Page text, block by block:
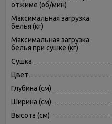
отжиме (об/мин)
Максимальная загрузка
белья (кг)
Максимальная загрузка
белья при сушке (кг)
Сушка
Цвет
Глубина (см)
Ширина (см)
Высота (см)